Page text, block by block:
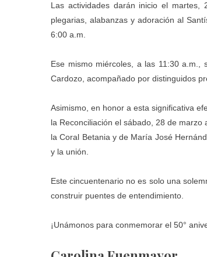
Las actividades darán inicio el
plegarias, alabanzas y adoración al
6:00 a.m.
Ese mismo miércoles, a las 11:30 a.m.,
Cardozo, acompañado por distinguidos
Asimismo, en honor a esta significativa
la Reconciliación el sábado, 28 de
la Coral Betania y de María José
y la unión.
Este cincuentenario no es solo una
construir puentes de entendimiento.
¡Unámonos para conmemorar el 50°